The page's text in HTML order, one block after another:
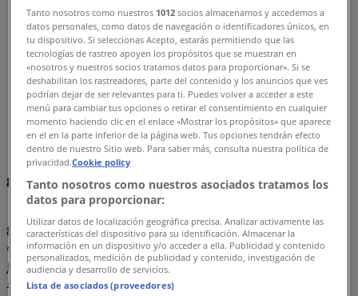
Tiendeo»
オファー»
自然食品
まもなく 自然食品 のカタログ・クーポンの掲載を開始！
自然食品, オファーを全てあなたの手に
8月 2026の自然食品の最高のオファーを見逃すな！
8月 2026のこの月、私たちはペルー全土で最も魅力的で競
争力のある自然食品のオファーをご提供できることを嬉しく
思います。Tiendeoでは、カテゴリーで必要な商品をお求め
やすい価格でご提供することを目指しています。
Tanto nosotros como nuestros 1012 socios almacenamos y accedemos a
datos personales, como datos de navegación o identificadores únicos, en
tu dispositivo. Si seleccionas Acepto, estarás permitiendo que las
tecnologías de rastreo apoyen los propósitos que se muestran en
«nosotros y nuestros socios tratamos datos para proporcionar». Si se
deshabilitan los rastreadores, parte del contenido y los anuncios que ves
podrían dejar de ser relevantes para ti. Puedes volver a acceder a este
menú para cambiar tus opciones o retirar el consentimiento en cualquier
momento haciendo clic en el enlace «Mostrar los propósitos» que aparece
en el en la parte inferior de la página web. Tus opciones tendrán efecto
dentro de nuestro Sitio web. Para saber más, consulta nuestra política de
privacidad.Cookie policy
Tanto nosotros como nuestros asociados tratamos los
datos para proporcionar:
Utilizar datos de localización geográfica precisa. Analizar activamente las
características del dispositivo para su identificación. Almacenar la
información en un dispositivo y/o acceder a ella. Publicidad y contenido
personalizados, medición de publicidad y contenido, investigación de
audiencia y desarrollo de servicios.
Lista de asociados (proveedores)